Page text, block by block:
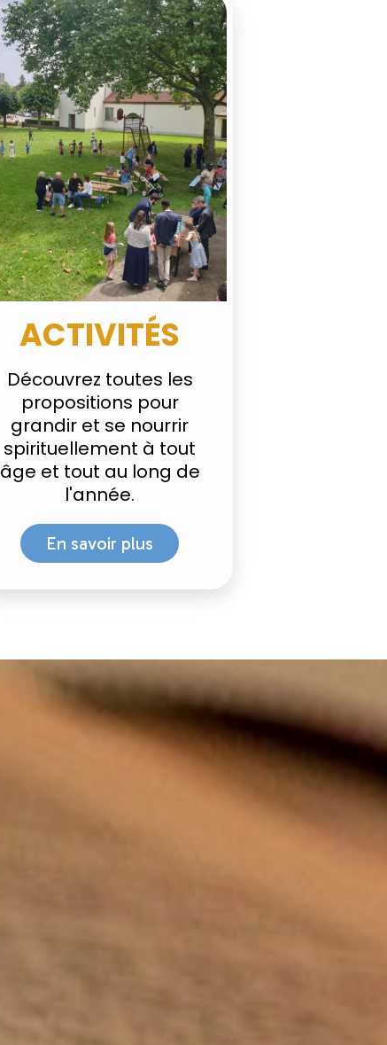
ACTIVITÉS
Découvrez toutes les
propositions pour
grandir et se nourrir
spirituellement à tout
âge et tout au long de
l'année.
En savoir plus